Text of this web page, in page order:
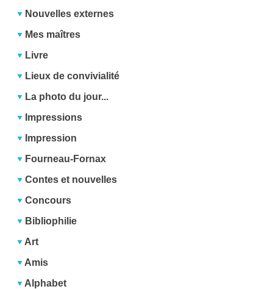
Nouvelles externes
Mes maîtres
Livre
Lieux de convivialité
La photo du jour...
Impressions
Impression
Fourneau-Fornax
Contes et nouvelles
Concours
Bibliophilie
Art
Amis
Alphabet